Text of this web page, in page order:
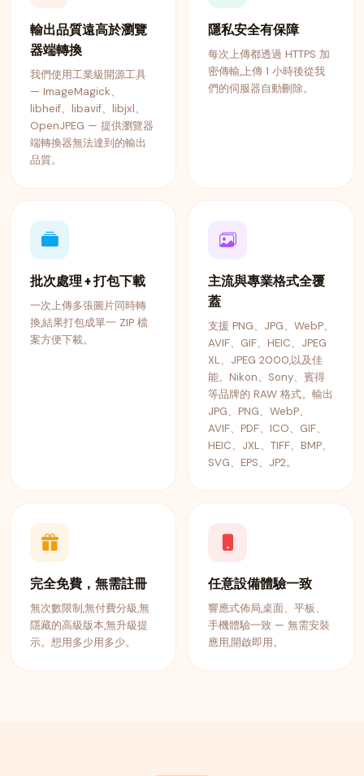
輸出品質遠高於瀏覽
器端轉換
我們使用工業級開源工具
— ImageMagick、
libheif、libavif、libjxl、
OpenJPEG — 提供瀏覽器
端轉換器無法達到的輸出
品質。
隱私安全有保障
每次上傳都透過 HTTPS 加
密傳輸,上傳 1 小時後從我
們的伺服器自動刪除。
批次處理 + 打包下載
一次上傳多張圖片同時轉
換,結果打包成單一 ZIP 檔
案方便下載。
主流與專業格式全覆
蓋
支援 PNG、JPG、WebP、
AVIF、GIF、HEIC、JPEG
XL、JPEG 2000,以及佳
能、Nikon、Sony、賓得
等品牌的 RAW 格式。輸出
JPG、PNG、WebP、
AVIF、PDF、ICO、GIF、
HEIC、JXL、TIFF、BMP、
SVG、EPS、JP2。
完全免費，無需註冊
無次數限制,無付費分級,無
隱藏的高級版本,無升級提
示。想用多少用多少。
任意設備體驗一致
響應式佈局,桌面、平板、
手機體驗一致 — 無需安裝
應用,開啟即用。